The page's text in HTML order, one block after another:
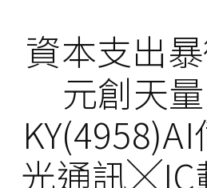
資本支出
元創天
光通訊╳IC